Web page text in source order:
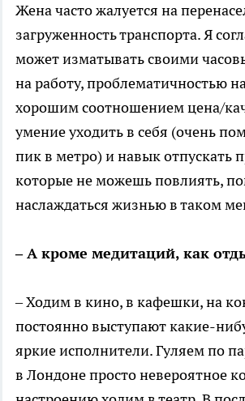
Жена часто жалуется на
загруженность транспорта. Я
может изматывать своими
на работу, проблематичностью
хорошим соотношением цена/
умение уходить в себя (очень
пик в метро) и навык отпускать
которые не можешь повлиять,
наслаждаться жизнью в таком
– А кроме медитаций, как
– Ходим в кино, в кафешки, на
постоянно выступают какие-
яркие исполнители. Гуляем по
в Лондоне просто невероятное